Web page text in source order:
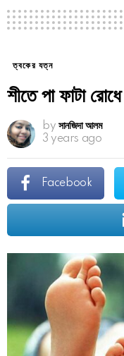
ত্বকের যত্ন
শীতে পা ফাটা
by সানজিদা আলম
3 years ago
Facebook